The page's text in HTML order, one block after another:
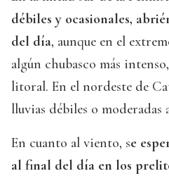
débiles y ocasionales,
del día, aunque en el
algún chubasco más
litoral. En el nordeste de
lluvias débiles o moderadas
En cuanto al viento, se
al final del día en los